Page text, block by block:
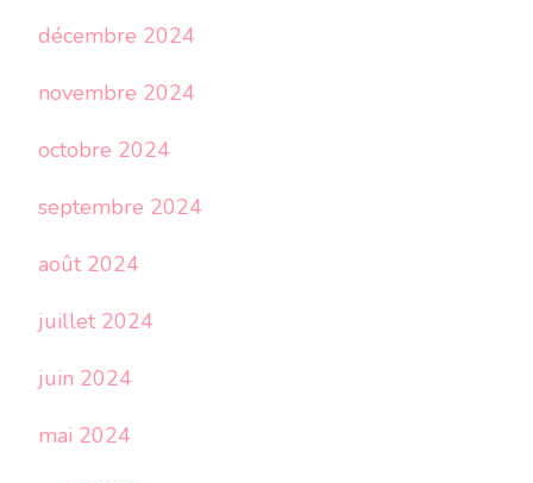
décembre 2024
novembre 2024
octobre 2024
septembre 2024
août 2024
juillet 2024
juin 2024
mai 2024